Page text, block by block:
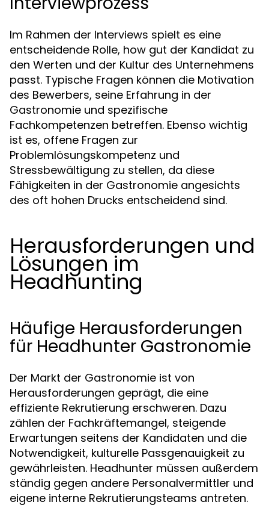
Im Rahmen der Interviews spielt es eine
entscheidende Rolle, how gut der Kandidat zu
den Werten und der Kultur des Unternehmens
passt. Typische Fragen können die Motivation
des Bewerbers, seine Erfahrung in der
Gastronomie und spezifische
Fachkompetenzen betreffen. Ebenso wichtig
ist es, offene Fragen zur
Problemlösungskompetenz und
Stressbewältigung zu stellen, da diese
Fähigkeiten in der Gastronomie angesichts
des oft hohen Drucks entscheidend sind.
Herausforderungen und
Lösungen im
Headhunting
Häufige Herausforderungen
für Headhunter Gastronomie
Der Markt der Gastronomie ist von
Herausforderungen geprägt, die eine
effiziente Rekrutierung erschweren. Dazu
zählen der Fachkräftemangel, steigende
Erwartungen seitens der Kandidaten und die
Notwendigkeit, kulturelle Passgenauigkeit zu
gewährleisten. Headhunter müssen außerdem
ständig gegen andere Personalvermittler und
eigene interne Rekrutierungsteams antreten.